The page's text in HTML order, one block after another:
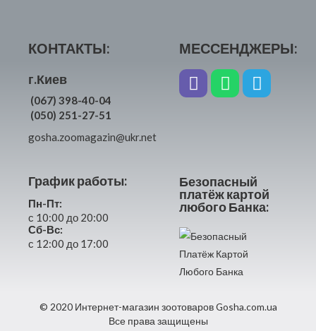
КОНТАКТЫ:
г.Киев
(067) 398-40-04
(050) 251-27-51
gosha.zoomagazin@ukr.net
График работы:
Пн-Пт:
с 10:00 до 20:00
Сб-Вс:
с 12:00 до 17:00
МЕССЕНДЖЕРЫ:
Безопасный
платёж картой
любого Банка:
© 2020 Интернет-магазин зоотоваров Gosha.com.ua
Все права защищены